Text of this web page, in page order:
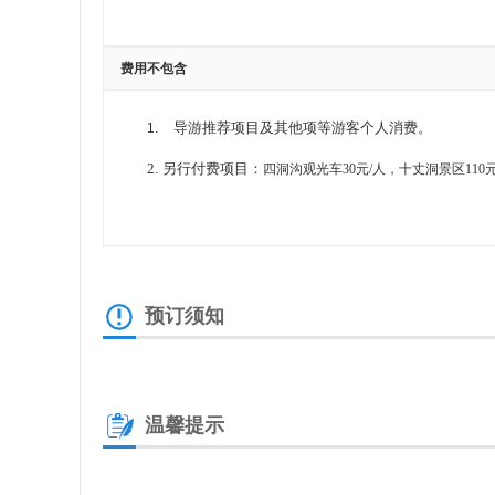
费用不包含
1. 导游推荐项目及其他项等游客个人消费。
2. 另行付费项目： 四洞沟观光车30元/人，十丈洞景区110
预订须知
温馨提示